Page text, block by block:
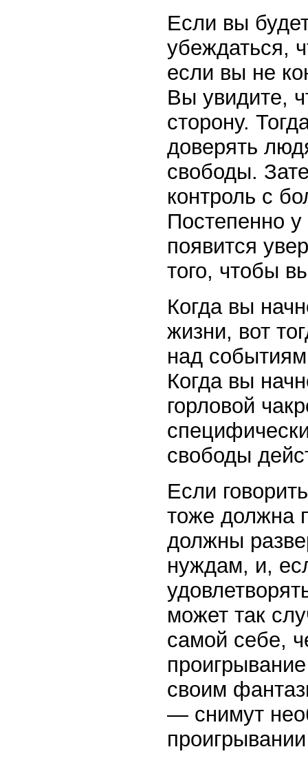
Если вы
убеждаться,
если вы не
Вы увидите,
сторону.
доверять
свободы.
контроль с
Постепенно
появится
того, чтобы
Когда вы
жизни, вот
над
Когда вы
горловой
свободы
Если
тоже должна
должны
нуждам, и,
может так
самой себе,
своим
— снимут